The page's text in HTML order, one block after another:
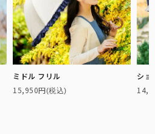
ミドル フリル
15,950円(税込)
ショ